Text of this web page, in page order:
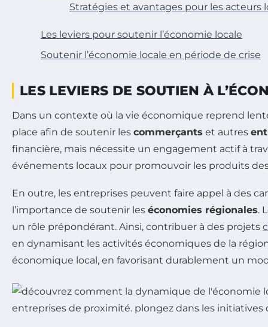
Stratégies et avantages pour les acteurs
Les leviers pour soutenir l’économie locale
Soutenir l’économie locale en période de crise
LES LEVIERS DE SOUTIEN À
Dans un contexte où la vie économique reprend
place afin de soutenir les commerçants et autres
financière, mais nécessite un engagement actif à
événements locaux pour promouvoir les produits
En outre, les entreprises peuvent faire appel à des
l’importance de soutenir les économies régionales.
un rôle prépondérant. Ainsi, contribuer à des projets
en dynamisant les activités économiques de la
économique local, en favorisant durablement un